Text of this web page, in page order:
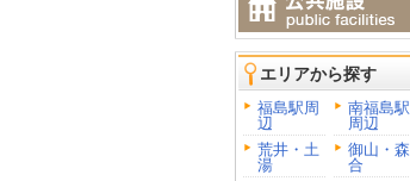
エリアから探す
福島駅周
辺
南福島駅
周辺
荒井・土
湯
御山・森
合